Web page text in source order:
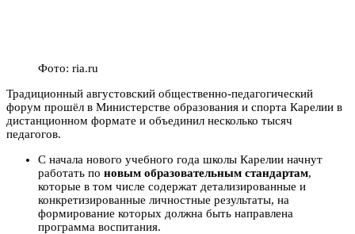
Фото: ria.ru
Традиционный августовский общественно-педагогический
форум прошёл в Министерстве образования и спорта Карелии в
дистанционном формате и объединил несколько тысяч
педагогов.
С начала нового учебного года школы Карелии начнут
работать по новым образовательным стандартам,
которые в том числе содержат детализированные и
конкретизированные личностные результаты, на
формирование которых должна быть направлена
программа воспитания.